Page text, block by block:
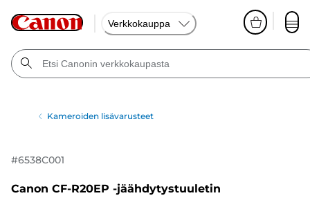
Verkkokauppa
Kameroiden lisävarusteet
#6538C001
Canon CF-R20EP -jäähdytystuuletin